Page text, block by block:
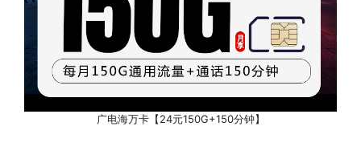
广电海万卡【24元150G+150分钟】